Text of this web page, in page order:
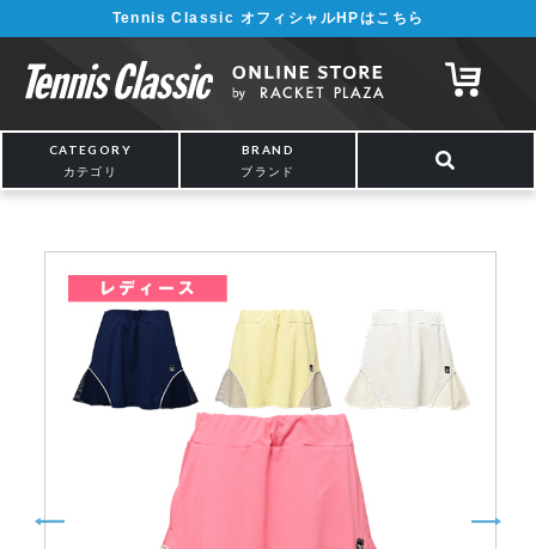
¥5,000以上の購入で送料無料!! 詳しくは こちら
Tennis Classic オフィシャルHPはこちら
CATEGORY
カテゴリ
BRAND
ブランド